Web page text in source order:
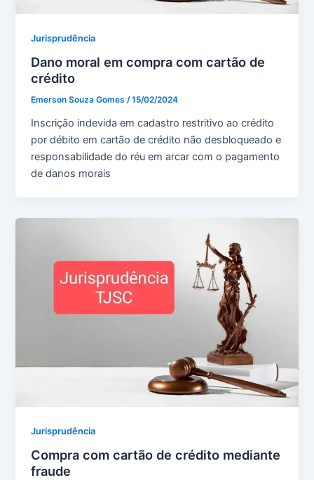
Jurisprudência
Dano moral em compra com cartão de
crédito
Emerson Souza Gomes/15/02/2024
Inscrição indevida em cadastro restritivo ao crédito
por débito em cartão de crédito não desbloqueado e
responsabilidade do réu em arcar com o pagamento
de danos morais
Jurisprudência
Compra com cartão de crédito mediante
fraude